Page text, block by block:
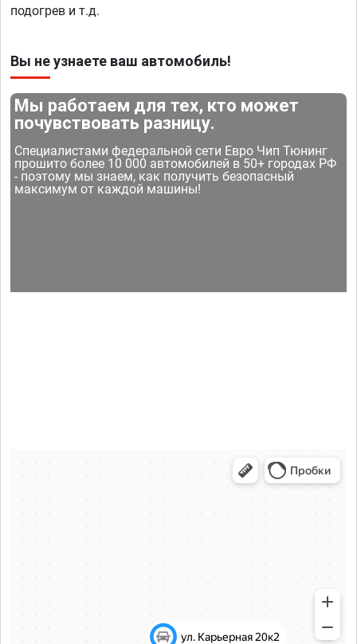
подогрев и т.д.
Вы не узнаете ваш автомобиль!
Мы работаем для тех, кто может
почувствовать разницу.
Специалистами федеральной сети Евро Чип Тюнинг
прошито более 10 000 автомобилей в 50+ городах РФ
- поэтому мы знаем, как получить безопасный
максимум от каждой машины!